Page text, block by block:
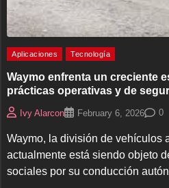
Aplicaciones Tecnología
Waymo enfrenta un creciente
prácticas operativas y de
Ivy Alarcon February 6, 2026 0
Waymo, la división de vehículos
actualmente está siendo objeto
sociales por su conducción